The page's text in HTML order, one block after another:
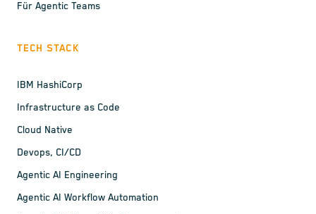
Für Agentic Teams
TECH STACK
IBM HashiCorp
Infrastructure as Code
Cloud Native
Devops, CI/CD
Agentic AI Engineering
Agentic AI Workflow Automation